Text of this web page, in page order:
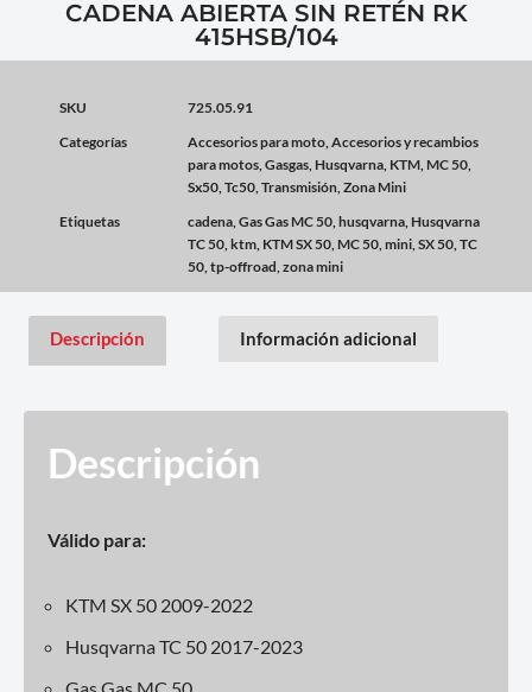
CADENA ABIERTA SIN RETÉN RK
415HSB/104
SKU
725.05.91
Categorías
Accesorios para moto,Accesorios y recambios
para motos,Gasgas, Husqvarna, KTM, MC 50,
Sx50,Tc50,Transmisión,Zona Mini
Etiquetas
cadena,Gas Gas MC 50,husqvarna, Husqvarna
TC 50,ktm, KTM SX 50, MC 50,mini,SX 50,TC
50,tp-offroad,zona mini
Descripción Información adicional
Descripción
Válido para:
KTM SX 50 2009-2022
Husqvarna TC 50 2017-2023